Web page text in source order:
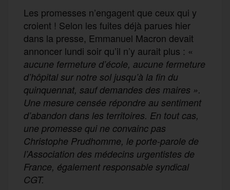
Les promesses n’engagent que ceux qui y
croient ! Selon les fuites déjà parues hier
dans la presse, Emmanuel Macron devait
annoncer lundi soir qu’il n’y aurait plus : «
aucune fermeture d’école, aucune fermeture
d’hôpital sur notre sol jusqu’à la fin du
quinquennat, sauf demandes des maires ».
Une mesure censée répondre au sentiment
d’abandon dans les territoires. En tout cas,
une promesse qui ne convainc pas
Christophe Prudhomme, le porte-parole de
l’Association des médecins urgentistes de
France, également responsable syndical
CGT.